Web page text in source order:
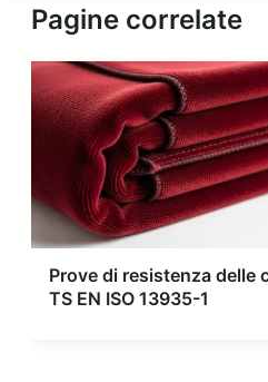
Pagine correlate
Prove di resistenza delle
TS EN ISO 13935-1